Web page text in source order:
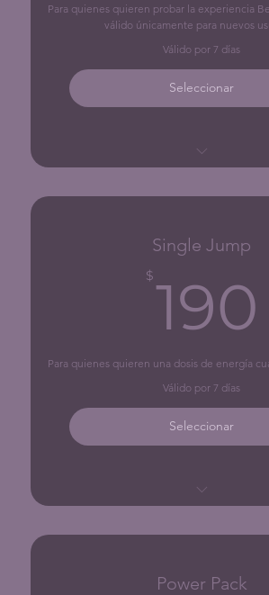
Para quienes quieren probar la experiencia
válido únicamente para nuevos
Válido por 7 días
Seleccionar
Single Jump
$ 190
Para quienes quieren una dosis de energía
Válido por 7 días
Seleccionar
Power Pack